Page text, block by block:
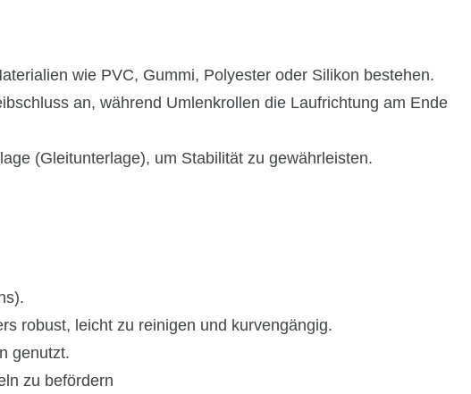
wie PVC, Gummi, Polyester oder Silikon bestehen.
an, während Umlenkrollen die Laufrichtung am Ende
(Gleitunterlage), um Stabilität zu gewährleisten.
robust, leicht zu reinigen und kurvengängig.
genutzt.
zu befördern